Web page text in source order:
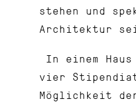
stehen und
Architektur
In einem
vier
Möglichkeit